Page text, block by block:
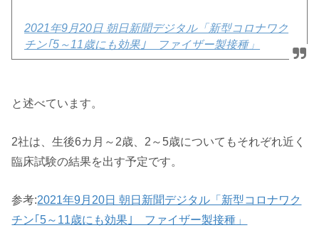
2021年9月20日 朝日新聞デジタル「新型コロナワク
チン｢5～11歳にも効果｣ ファイザー製接種」
と述べています。
2社は、生後6カ月～2歳、2～5歳についてもそれぞれ近く
臨床試験の結果を出す予定です。
参考:2021年9月20日 朝日新聞デジタル「新型コロナワク
チン｢5～11歳にも効果｣ ファイザー製接種」